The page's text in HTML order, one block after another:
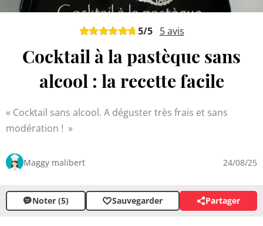
5/5 5avis
Cocktail à la pastèque sans
alcool : la recette facile
Cocktail sans alcool. A déguster très frais et sans
modération !
Maggy malibert 24/08/25
Noter (5) Sauvegarder Partager